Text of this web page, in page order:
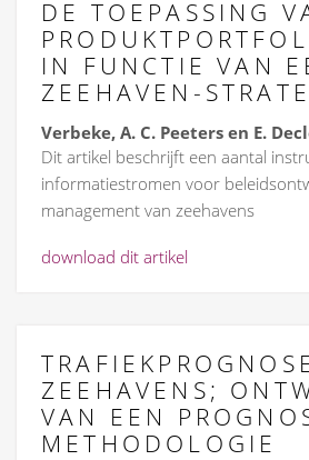
DE TOEPASSING
IN FUNCTIE VAN
ZEEHAVEN-
Verbeke, A. C. Peeters en E.
Dit artikel beschrijft een aantal
informatiestromen voor
management van zeehavens
download dit artikel
ZEEHAVENS;
VAN EEN
METHODOLOGIE